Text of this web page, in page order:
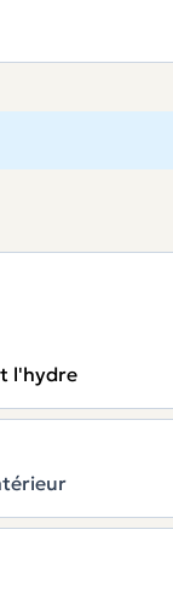
l'hydre